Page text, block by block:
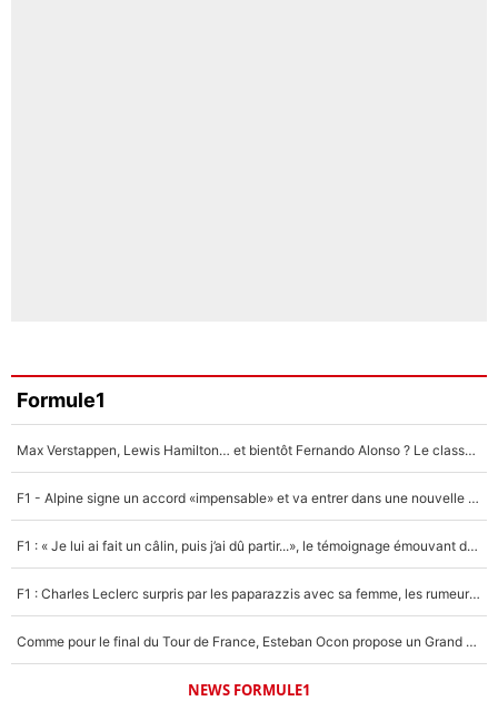
Formule1
Max Verstappen, Lewis Hamilton… et bientôt Fernando Alonso ? Le classement des pilotes les mieux payés en Formule 1 risque de changer !
F1 - Alpine signe un accord «impensable» et va entrer dans une nouvelle dimension : Grande nouvelle pour Pierre Gasly !
F1 : « Je lui ai fait un câlin, puis j’ai dû partir...», le témoignage émouvant de Max Verstappen sur sa fille
F1 : Charles Leclerc surpris par les paparazzis avec sa femme, les rumeurs étaient vraies !
Comme pour le final du Tour de France, Esteban Ocon propose un Grand Prix de Formule 1 à Paris : «Autour de l’Arc de Triomphe, ce serait génial» !
NEWS FORMULE1